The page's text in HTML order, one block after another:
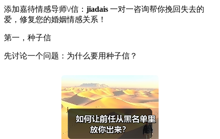
添加嘉待情感导师\/信： jiadais 一对一咨询帮你挽回失去的
爱，修复您的婚姻情感关系！
第一，种子信
先讨论一个问题：为什么要用种子信？